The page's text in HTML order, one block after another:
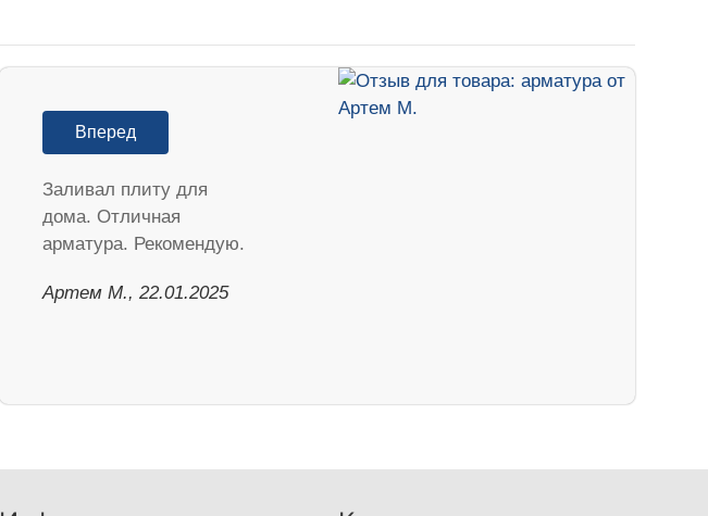
Вперед
Заливал плиту для
дома. Отличная
арматура. Рекомендую.
Артем М., 22.01.2025